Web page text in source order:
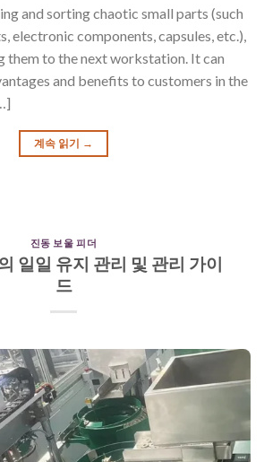
and sorting chaotic small parts (such
electronic components, capsules, etc.),
them to the next workstation. It can
and benefits to customers in the
계속 읽기 →
진동 보울 피더
일일 유지 관리 및 관리 가이
드